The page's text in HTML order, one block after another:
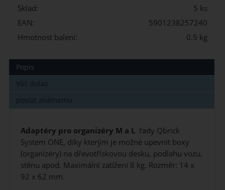
Sklad:
5 ks
EAN:
5901238257240
Hmotnost balení:
0.5 kg
Popis
Váš dotaz
poslat známému
Adaptéry pro organizéry M a Lřady Qbrick
System ONE, díky kterým je možné upevnit boxy
(organizéry) na dřevotřískovou desku, podlahu vozu,
stěnu apod. Maximální zatížení 8 kg. Rozměr: 14 x
92 x 62 mm.